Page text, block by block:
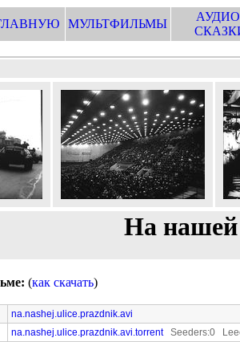
МУЛЬТФИЛЬМЫ
На нашей
(как скачать)
na.nashej.ulice.prazdnik.avi
na.nashej.ulice.prazdnik.avi.torrentSeeders:0